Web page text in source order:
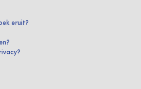
eruit?